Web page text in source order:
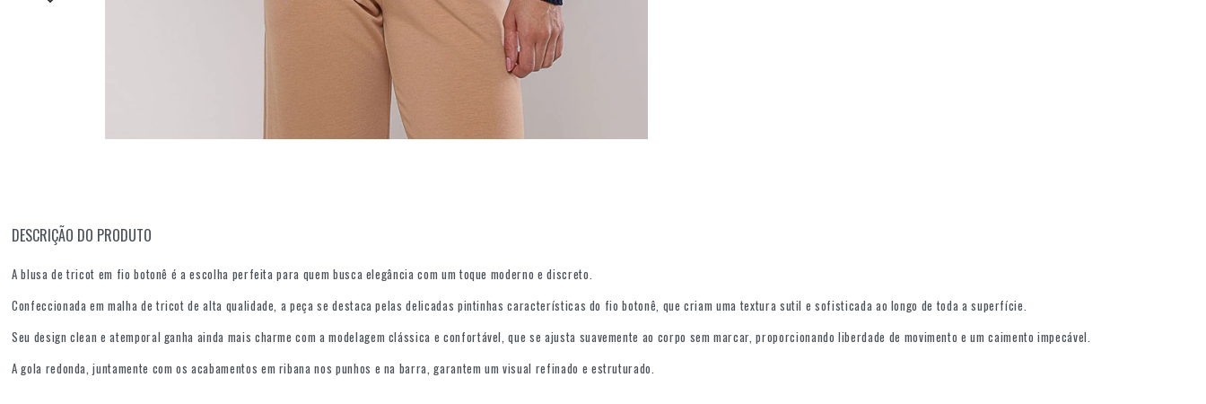
DESCRIÇÃO DO PRODUTO
A blusa de tricot em fio botonê é a escolha perfeita para quem busca elegância com um toque moderno e discreto.
Confeccionada em malha de tricot de alta qualidade, a peça se destaca pelas delicadas pintinhas características do fio botonê, que criam uma textura sutil e sofisticada ao longo de toda a superfície.
Seu design clean e atemporal ganha ainda mais charme com a modelagem clássica e confortável, que se ajusta suavemente ao corpo sem marcar, proporcionando liberdade de movimento e um caimento impecável.
A gola redonda, juntamente com os acabamentos em ribana nos punhos e na barra, garantem um visual refinado e estruturado.